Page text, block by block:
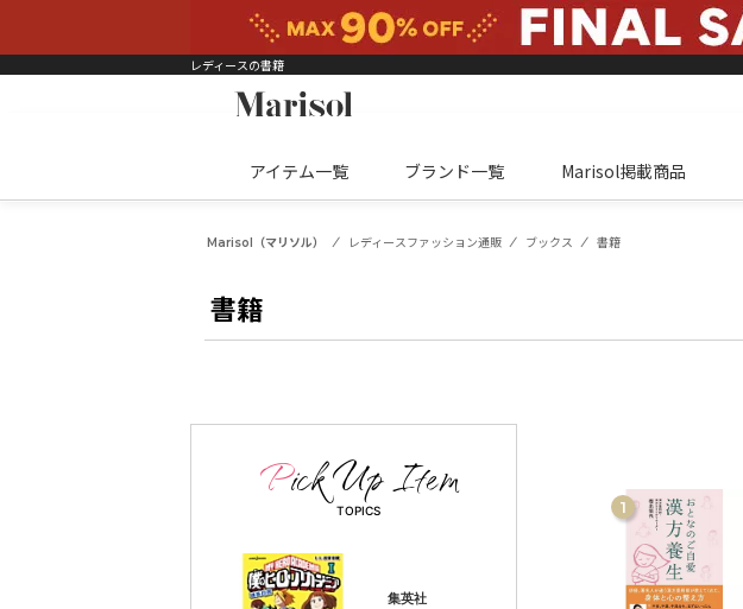
レディースの書籍
アイテム一覧 ブランド一覧 Marisol掲載商品
Marisol（マリソル） レディースファッション通販 ブックス 書籍
書籍
TOPICS
集英社